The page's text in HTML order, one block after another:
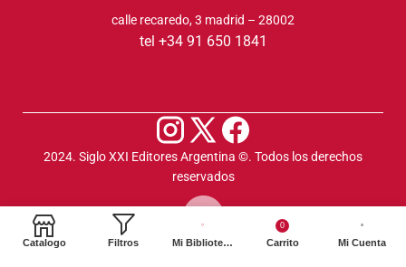
calle recaredo, 3 madrid – 28002
tel +34 91 650 1841
2024. Siglo XXI Editores Argentina ©️. Todos los derechos
reservados
Catalogo Filtros Mi Biblioteca
0
Carrito Mi Cuenta